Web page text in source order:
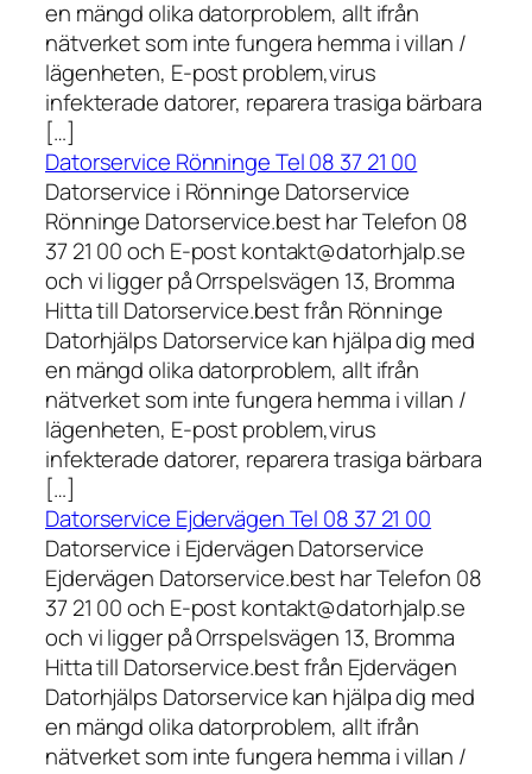
en mängd olika datorproblem, allt ifrån
nätverket som inte fungera hemma i villan /
lägenheten, E-post problem,virus
infekterade datorer, reparera trasiga bärbara
[…]
Datorservice Rönninge Tel 08 37 21 00
Datorservice i Rönninge Datorservice
Rönninge Datorservice.best har Telefon 08
37 21 00 och E-post kontakt@datorhjalp.se
och vi ligger på Orrspelsvägen 13, Bromma
Hitta till Datorservice.best från Rönninge
Datorhjälps Datorservice kan hjälpa dig med
en mängd olika datorproblem, allt ifrån
nätverket som inte fungera hemma i villan /
lägenheten, E-post problem,virus
infekterade datorer, reparera trasiga bärbara
[…]
Datorservice Ejdervägen Tel 08 37 21 00
Datorservice i Ejdervägen Datorservice
Ejdervägen Datorservice.best har Telefon 08
37 21 00 och E-post kontakt@datorhjalp.se
och vi ligger på Orrspelsvägen 13, Bromma
Hitta till Datorservice.best från Ejdervägen
Datorhjälps Datorservice kan hjälpa dig med
en mängd olika datorproblem, allt ifrån
nätverket som inte fungera hemma i villan /